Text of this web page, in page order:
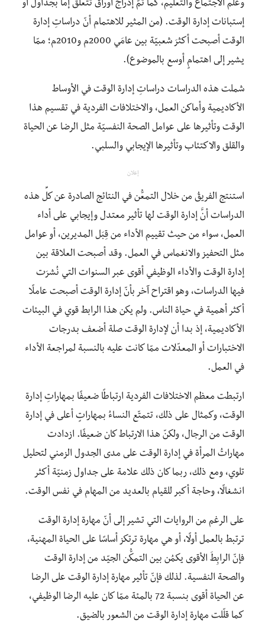
وعلم الاجتماع والتعليم، كما تمّ إدراج أوراق تتعلق إما بجداول أو
إستبانات إدارة الوقت. (من المثير للاهتمام أنّ دراساتِ إدارة
الوقت أصبحت أكثرَ شعبيّة بين عامَي 2000م و2010م؛ ممّا
يشير إلى اهتمامٍ أوسع بالموضوع).
شملت هذه الدراسات دراساتِ إدارة الوقت في الأوساط
الأكاديمية وأماكن العمل، والاختلافات الفردية في تقسيم هذا
الوقت وتأثيرها على عوامل الصحة النفسيّة مثل الرضا عن الحياة
والقلق والاكتئاب وتأثيرها الإيجابي والسلبي.
إعلان
استنتج الفريقُ من خلال التمعُّن في النتائج الصادرة عن كلِّ هذه
الدراسات أنَّ إدارة الوقت لها تأثير معتدل وإيجابي على أداء
العمل، سواء من حيث تقييم الأداء من قِبَل المديرين، أو عوامل
مثل التحفيز والانغماس في العمل. وقد أصبحت العلاقة بين
إدارة الوقت والأداء الوظيفي أقوى عبر السنوات التي نُشرَت
فيها الدراسات، وهو اقتراح آخر بأنّ إدارة الوقت أصبحت عاملًا
أكثر أهمية في حياة الناس. ولم يكن هذا الرابط قوي في البيئات
الأكاديمية، إذ بدا أن لإدارة الوقت صلة أضعف بدرجات
الاختبارات أو المعدّلات ممّا كانت عليه بالنسبة لمراجعة الأداء
في العمل.
ارتبطت معظم الاختلافات الفردية ارتباطًا ضعيفًا بمهاراتِ إدارة
الوقت، وكمثال على ذلك، تتمتّع النساءُ بمهاراتٍ أعلى في إدارة
الوقت من الرجال، ولكنّ هذا الارتباط كان ضعيفًا. ازدادت
مهاراتُ المرأة في إدارة الوقت على مدى الجدول الزمني لتحليل
تلوي، ومع ذلك، ربما كان ذلك علامة على جداول زمنيّة أكثر
انشغالًا، وحاجة أكبر للقيام بالعديد من المهام في نفس الوقت.
على الرغم من الروايات التي تشير إلى أنّ مهارة إدارة الوقت
ترتبط بالعمل أولًا، أو هي مهارة ترتكز أساسًا على الحياة المهنية،
فإنّ الرابِطَ الأقوى يكمُن بين التمكُّن الجيّد من إدارة الوقت
والصحة النفسية. لذلك فإنّ تأثير مهارة إدارة الوقت على الرضا
عن الحياة أقوى بنسبة 72 بالمئة ممّا كان عليه الرضا الوظيفي،
كما قلّلت مهارة إدارة الوقت من الشعور بالضيق.